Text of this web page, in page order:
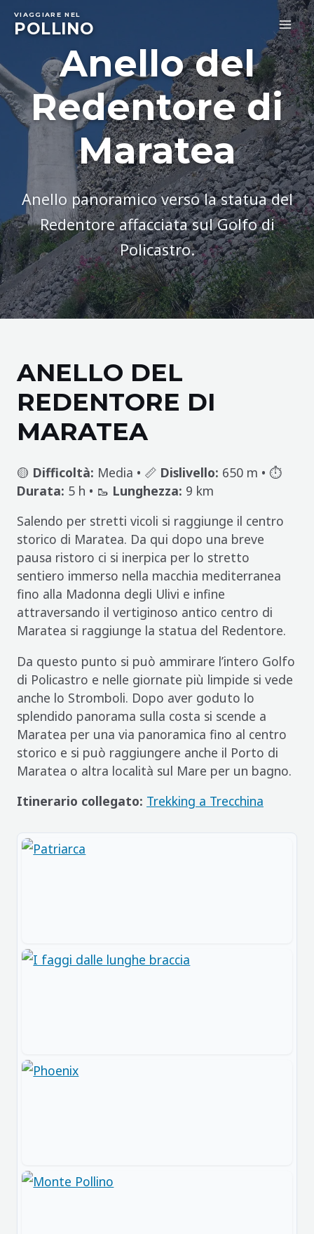
VIAGGIARE NEL
POLLINO
Anello del
Redentore di
Maratea
Anello panoramico verso la statua del
Redentore affacciata sul Golfo di
Policastro.
ANELLO DEL
REDENTORE DI
MARATEA
🟡 Difficoltà: Media • 📏 Dislivello: 650 m • ⏱️
Durata: 5 h • 🥾 Lunghezza: 9 km
Salendo per stretti vicoli si raggiunge il centro
storico di Maratea. Da qui dopo una breve
pausa ristoro ci si inerpica per lo stretto
sentiero immerso nella macchia mediterranea
fino alla Madonna degli Ulivi e infine
attraversando il vertiginoso antico centro di
Maratea si raggiunge la statua del Redentore.
Da questo punto si può ammirare l’intero Golfo
di Policastro e nelle giornate più limpide si vede
anche lo Stromboli. Dopo aver goduto lo
splendido panorama sulla costa si scende a
Maratea per una via panoramica fino al centro
storico e si può raggiungere anche il Porto di
Maratea o altra località sul Mare per un bagno.
Itinerario collegato: Trekking a Trecchina